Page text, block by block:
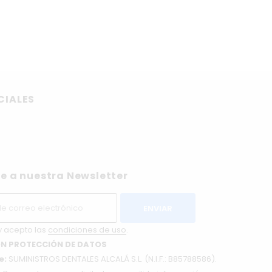
a nuestra Newsletter
acepto las condiciones de uso.
PROTECCIÓN DE DATOS
SUMINISTROS DENTALES ALCALÁ S.L. (N.I.F.: B85788586).